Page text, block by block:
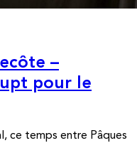
–
pour le
ce temps entre Pâques